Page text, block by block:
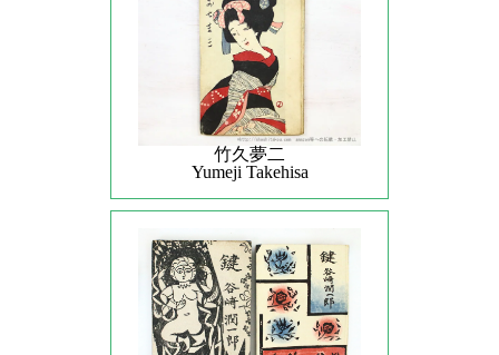
竹久夢二
Yumeji Takehisa